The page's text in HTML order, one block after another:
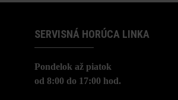
SERVISNÁ HORÚCA LINKA
Pondelok až piatok
od 8:00 do 17:00 hod.